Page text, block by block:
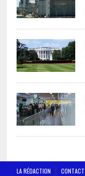
LA RÉDACTION CONTACT